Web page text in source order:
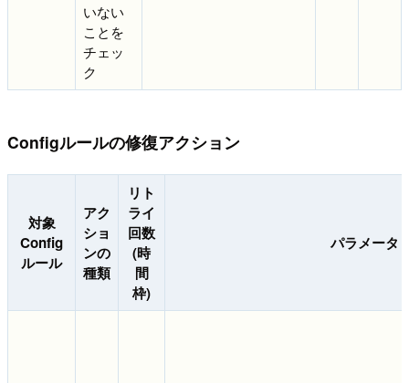
いない
ことを
チェッ
ク
Configルールの修復アクション
対象
Config
ルール
アク
ショ
ンの
種類
リト
ライ
回数
(時
間
枠)
パラメータ